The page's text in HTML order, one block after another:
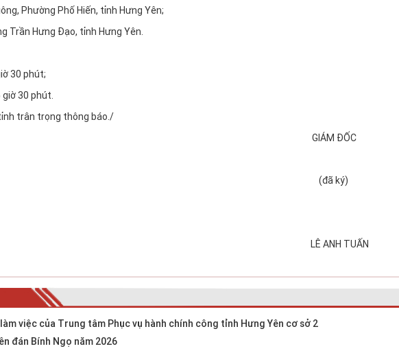
Phường Phố Hiến, tỉnh Hưng Yên;
Trần Hưng Đạo, tỉnh Hưng Yên.
30 phút;
30 phút.
trân trọng thông báo./
GIÁM ĐỐC
(đã ký)
LÊ ANH TUẤN
việc của Trung tâm Phục vụ hành chính công tỉnh Hưng Yên cơ sở 2
đán Bính Ngọ năm 2026